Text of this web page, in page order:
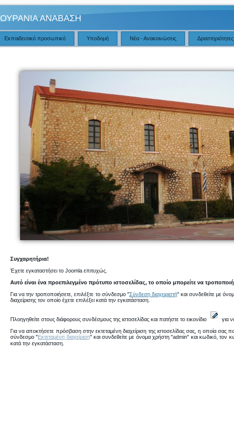
ΟΥΡΑΝΙΑ ΑΝΑΒΑΣΗ
Εκπαιδευτικό προσωπικό Υποδομή Νέα - Ανακοινώσεις Δραστηριότητες
Συγχαρητήρια!
Έχετε εγκαταστήσει το Joomla επιτυχώς.
Αυτό είναι ένα προεπιλεγμένο πρότυπο ιστοσελίδας, το οποίο μπορείτε να
Για να την τροποποιήσετε, επιλέξτε το σύνδεσμο "Σύνδεση διαχειριστή" και συνδεθείτε με
διαχείρισης τον οποίο έχετε επιλέξει κατά την εγκατάσταση.
Πλοηγηθείτε στους διάφορους συνδέσμους της ιστοσελίδας και πατήστε το εικονίδιο
για
Για να αποκτήσετε πρόσβαση στην εκτεταμένη διαχείριση της ιστοσελίδας σας, η οποία σας
σύνδεσμο "Εκτεταμένη διαχείριση" και συνδεθείτε με όνομα χρήστη "admin" και κωδικό, τον
κατά την εγκατάσταση.